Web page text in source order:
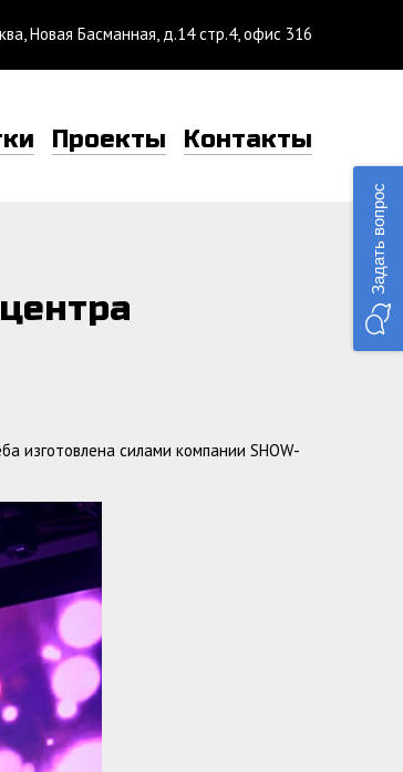
Новая Басманная, д.14 стр.4, офис 316
Проекты Контакты
изготовлена силами компании SHOW-
Задать вопрос